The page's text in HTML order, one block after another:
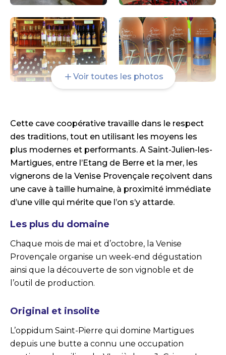
Voir toutes les photos
Cette cave coopérative travaille dans le respect
des traditions, tout en utilisant les moyens les
plus modernes et performants. A Saint-Julien-les-
Martigues, entre l’Etang de Berre et la mer, les
vignerons de la Venise Provençale reçoivent dans
une cave à taille humaine, à proximité immédiate
d’une ville qui mérite que l’on s’y attarde.
Les plus du domaine
Chaque mois de mai et d’octobre, la Venise
Provençale organise un week-end dégustation
ainsi que la découverte de son vignoble et de
l’outil de production.
Original et insolite
L’oppidum Saint-Pierre qui domine Martigues
depuis une butte a connu une occupation